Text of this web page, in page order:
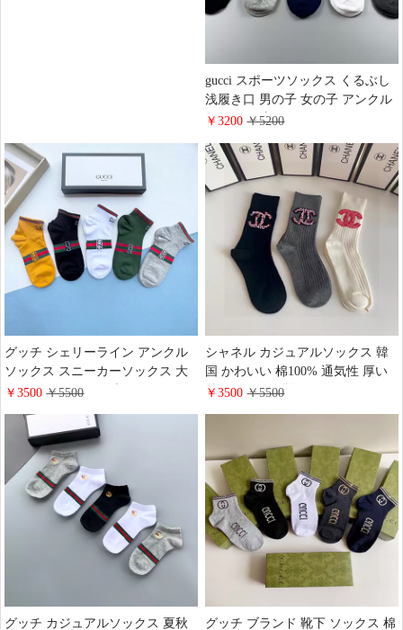
gucci スポーツソックス くるぶし
浅履き口 男の子 女の子 アンクル
ソックス 流行り グッチ スニーカ
￥3200￥5200
グッチ シェリーライン アンクル
ソックス スニーカーソックス 大
人 かわいい gucci ブランド ショー
￥3500￥5500
シャネル カジュアルソックス 韓
国 かわいい 棉100% 通気性 厚い
秋冬用 chanel 靴下ソックス レデ
￥3500￥5500
グッチ カジュアルソックス 夏秋
グッチ ブランド 靴下 ソックス 棉